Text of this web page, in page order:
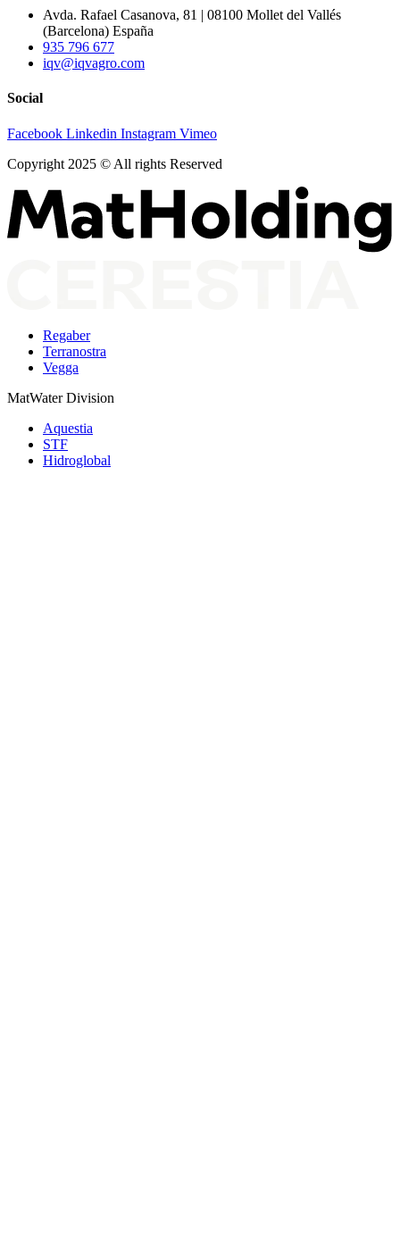
Avda. Rafael Casanova, 81 | 08100 Mollet del Vallés
(Barcelona) España
935 796 677
iqv@iqvagro.com
Social
Facebook Linkedin Instagram Vimeo
Copyright 2025 © All rights Reserved
Regaber
Terranostra
Vegga
MatWater Division
Aquestia
STF
Hidroglobal